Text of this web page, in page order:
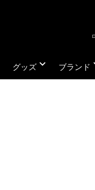
グッズ expand_more ブランド